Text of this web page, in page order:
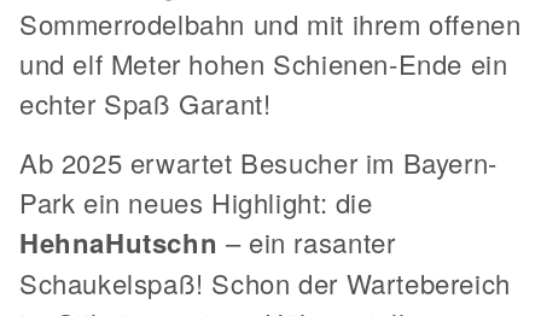
Sommerrodelbahn und mit ihrem offenen
und elf Meter hohen Schienen-Ende ein
echter Spaß Garant!
Ab 2025 erwartet Besucher im Bayern-
Park ein neues Highlight: die
HehnaHutschn – ein rasanter
Schaukelspaß! Schon der Wartebereich